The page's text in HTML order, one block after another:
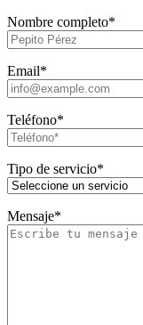
Nombre completo*
Email*
Teléfono*
Tipo de servicio*
Mensaje*